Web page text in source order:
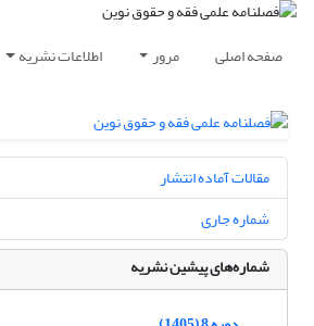
صفحه اصلی مرور اطلاعات نشریه
مقالات آماده انتشار
شماره جاری
شماره‌های پیشین نشریه